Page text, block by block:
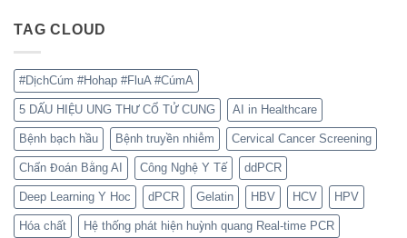
TAG CLOUD
#DịchCúm #Hohap #FluA #CúmA
5 DẤU HIỆU UNG THƯ CỔ TỬ CUNG AI in Healthcare
Bệnh bạch hầu Bệnh truyền nhiễm Cervical Cancer Screening
Chẩn Đoán Bằng AI Công Nghệ Y Tế ddPCR
Deep Learning Y Hoc dPCR Gelatin HBV HCV HPV
Hóa chất Hệ thống phát hiện huỳnh quang Real-time PCR